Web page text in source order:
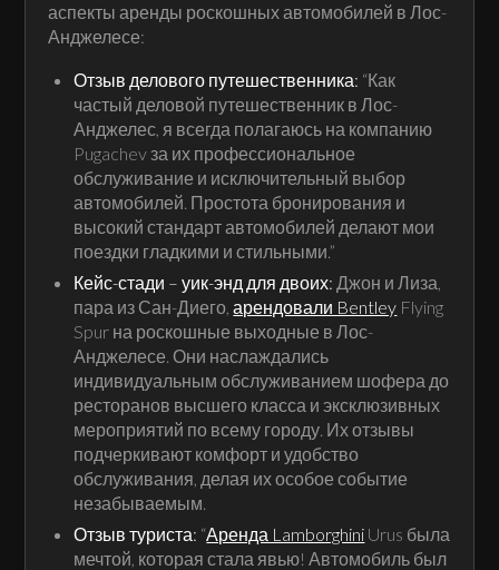
аспекты аренды роскошных автомобилей в Лос-
Анджелесе:
Отзыв делового путешественника: “Как
частый деловой путешественник в Лос-
Анджелес, я всегда полагаюсь на компанию
Pugachev за их профессиональное
обслуживание и исключительный выбор
автомобилей. Простота бронирования и
высокий стандарт автомобилей делают мои
поездки гладкими и стильными.”
Кейс-стади – уик-энд для двоих: Джон и Лиза,
пара из Сан-Диего,арендовали Bentley Flying
Spur на роскошные выходные в Лос-
Анджелесе. Они наслаждались
индивидуальным обслуживанием шофера до
ресторанов высшего класса и эксклюзивных
мероприятий по всему городу. Их отзывы
подчеркивают комфорт и удобство
обслуживания, делая их особое событие
незабываемым.
Отзыв туриста: “Аренда Lamborghini Urus была
мечтой, которая стала явью! Автомобиль был